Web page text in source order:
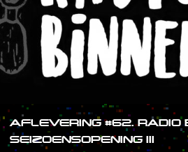
AFLEVERING #62. RADIO
SEIZOENSOPENING III